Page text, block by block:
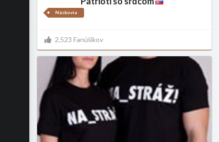
Náckovia
2,523 Fanúšikov